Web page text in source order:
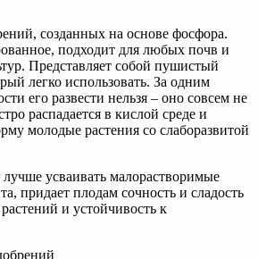
созданных на основе фосфора.
подходит для любых почв и
Представляет собой пушистый
легко использовать. За одним
его развести нельзя – оно совсем не
распадается в кислой среде и
молодые растения со слаборазвитой
усваивать малорастворимые
придает плодам сочность и сладость
и устойчивость к